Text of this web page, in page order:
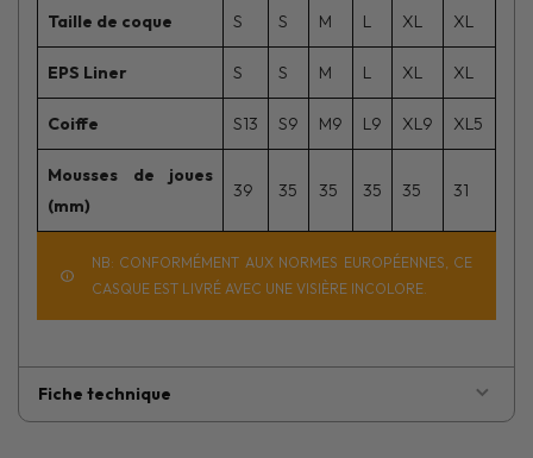
Taille de coque S S M L XL XL
EPS Liner S S M L XL XL
Coiffe S13 S9 M9 L9 XL9 XL5
Mousses de joues
(mm)
39 35 35 35 35 31
NB: CONFORMÉMENT AUX NORMES EUROPÉENNES, CE
CASQUE EST LIVRÉ AVEC UNE VISIÈRE INCOLORE.
Fiche technique